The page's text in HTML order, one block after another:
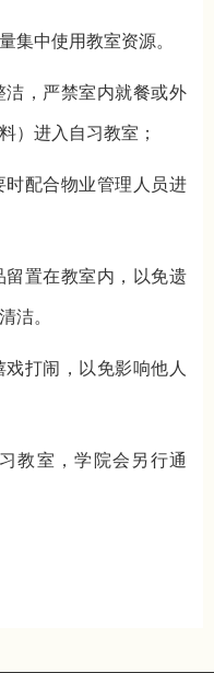
集中使用教室资源。
，严禁室内就餐或外
）进入自习教室；
配合物业管理人员进
置在教室内，以免遗
洁。
打闹，以免影响他人
教室，学院会另行通